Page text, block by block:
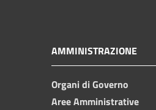
AMMINISTRAZIONE
Organi di Governo
Aree Amministrative